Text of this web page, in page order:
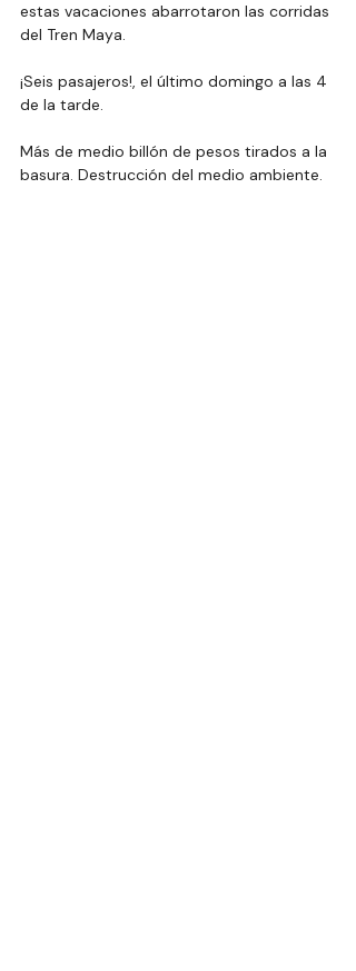
estas vacaciones abarrotaron las corridas
del Tren Maya.
¡Seis pasajeros!, el último domingo a las 4
de la tarde.
Más de medio billón de pesos tirados a la
basura. Destrucción del medio ambiente.